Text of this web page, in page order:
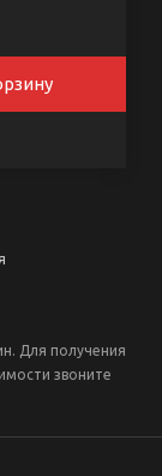
Для получения
звоните